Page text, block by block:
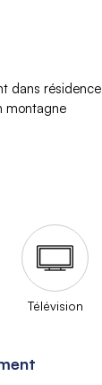
dans résidence
montagne
Télévision